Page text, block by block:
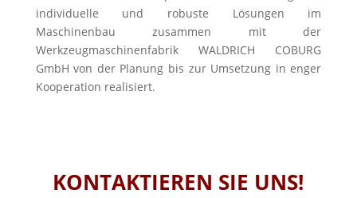
individuelle und robuste Lösungen im
Maschinenbau zusammen mit der
Werkzeugmaschinenfabrik WALDRICH COBURG
GmbH von der Planung bis zur Umsetzung in enger
Kooperation realisiert.
KONTAKTIEREN SIE UNS!